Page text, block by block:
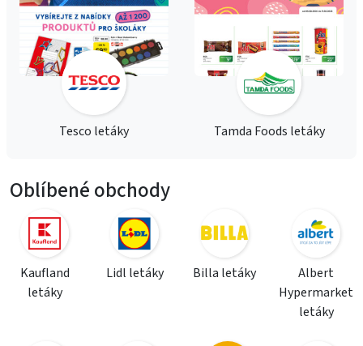
Tesco letáky Tamda Foods letáky
Oblíbené obchody
Kaufland
letáky
Lidl letáky Billa letáky
Albert
Hypermarket
letáky